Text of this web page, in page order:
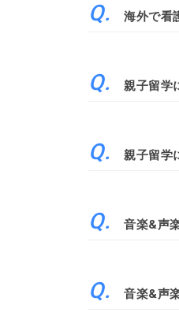
海外で看
親子留学
親子留学
音楽&声
音楽&声